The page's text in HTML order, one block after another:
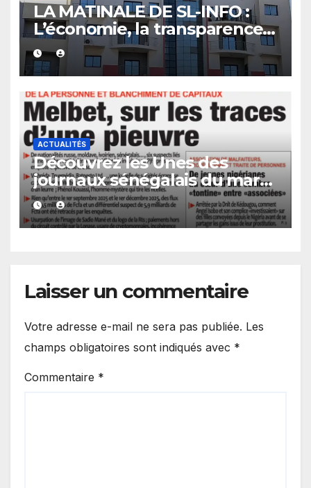
LA MATINALE DE SL-INFO :
L’économie, la transparence
et d’autres sujets au menu
des quotidiens
ACTUALITÉS
Découvrez les Unes des
journaux sénégalais du mardi
04 août 2026
Laisser un commentaire
Votre adresse e-mail ne sera pas publiée. Les
champs obligatoires sont indiqués avec *
Commentaire *